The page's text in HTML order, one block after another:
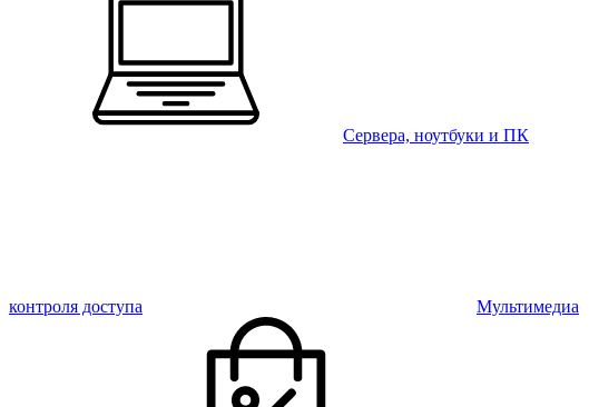
Сервера, ноутбуки и ПК
контроля доступа Мультимедиа